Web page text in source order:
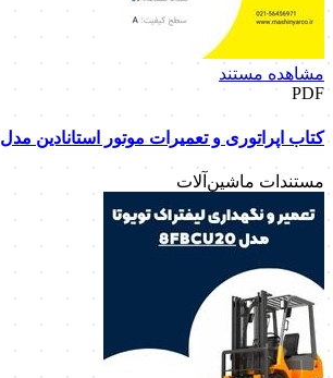
مشاهده مستند
PDF
کتاب اپراتوری و تعمیرات موتور استانادین مدل DE
مستندات ماشین‌آلات